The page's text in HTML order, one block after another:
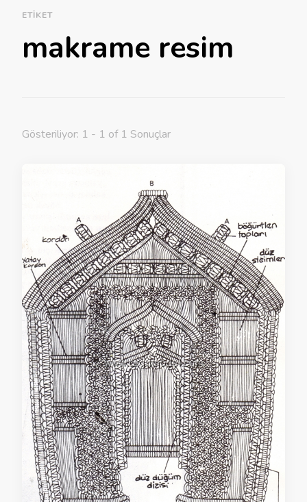
ETIKET
makrame resim
Gösteriliyor: 1 - 1 of 1 Sonuçlar